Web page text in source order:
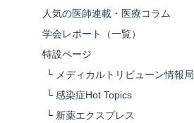
人気の医師連載・医療コラム
学会レポート（一覧）
特設ページ
└ メディカルトリビューン情報局
└ 感染症Hot Topics
└ 新薬エクスプレス